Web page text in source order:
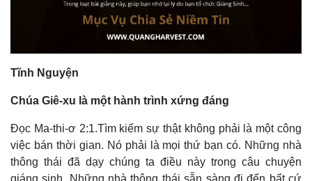
Tĩnh Nguyện
Chúa Giê-xu là một hành trình xứng đáng
Đọc Ma-thi-ơ 2:1.Tìm kiếm sự thật không phải là một công
việc bán thời gian. Nó phải là mọi thứ bạn có. Những nhà
thông thái đã dạy chúng ta điều này trong câu chuyện
giáng sinh. Những nhà thông thái sẵn sàng đi đến bất cứ